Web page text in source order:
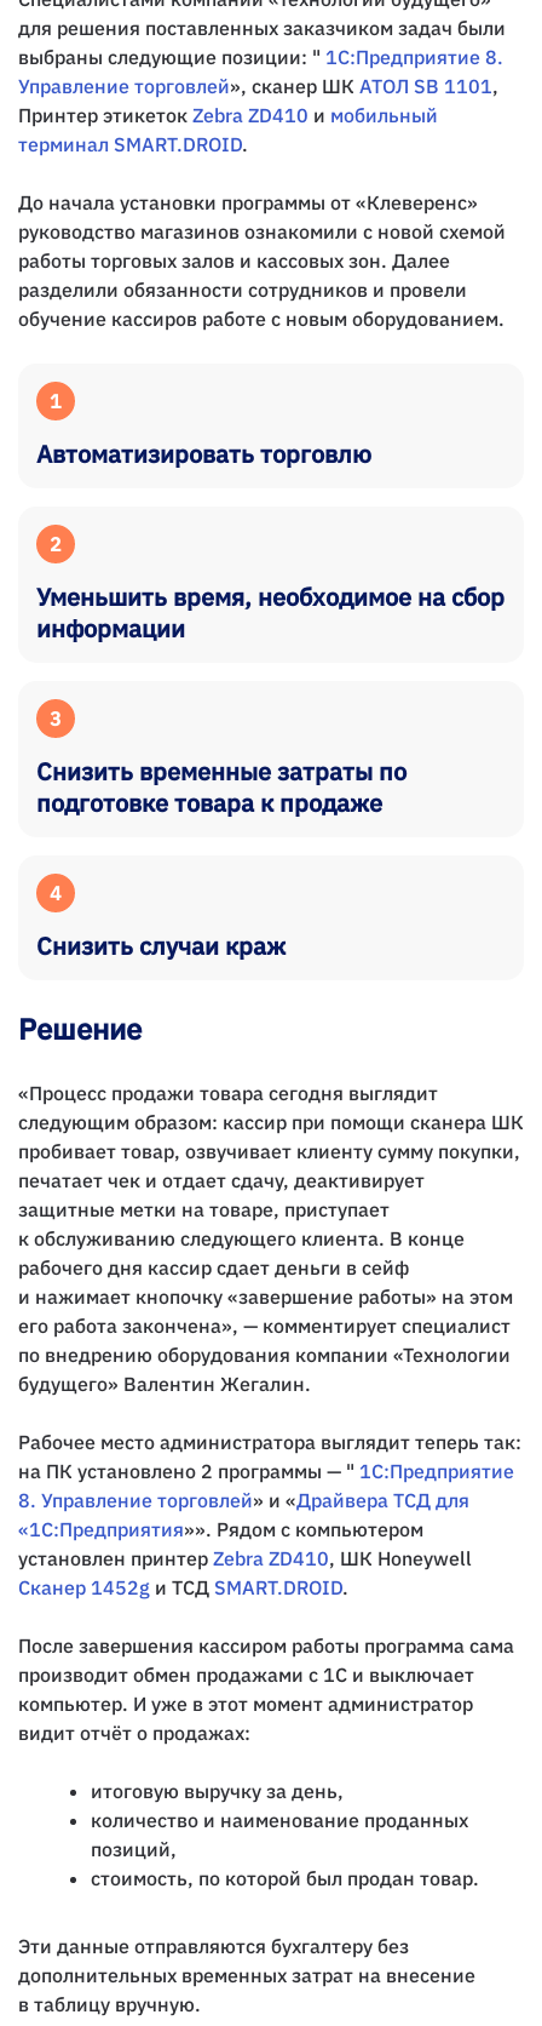
для решения поставленных заказчиком задач были
выбраны следующие позиции: " 1С:Предприятие 8.
Управление торговлей», сканер ШК АТОЛ SB 1101,
Принтер этикеток Zebra ZD410 и мобильный
терминал SMART.DROID.
До начала установки программы от «Клеверенс»
руководство магазинов ознакомили с новой схемой
работы торговых залов и кассовых зон. Далее
разделили обязанности сотрудников и провели
обучение кассиров работе с новым оборудованием.
1
Автоматизировать торговлю
2
Уменьшить время, необходимое на сбор
информации
3
Снизить временные затраты по
подготовке товара к продаже
4
Снизить случаи краж
Решение
«Процесс продажи товара сегодня выглядит
следующим образом: кассир при помощи сканера ШК
пробивает товар, озвучивает клиенту сумму покупки,
печатает чек и отдает сдачу, деактивирует
защитные метки на товаре, приступает
к обслуживанию следующего клиента. В конце
рабочего дня кассир сдает деньги в сейф
и нажимает кнопочку «завершение работы» на этом
его работа закончена», — комментирует специалист
по внедрению оборудования компании «Технологии
будущего» Валентин Жегалин.
Рабочее место администратора выглядит теперь так:
на ПК установлено 2 программы — " 1С:Предприятие
8. Управление торговлей» и «Драйвера ТСД для
«1С:Предприятия»». Рядом с компьютером
установлен принтер Zebra ZD410, ШК Honeywell
Сканер 1452g и ТСД SMART.DROID.
После завершения кассиром работы программа сама
производит обмен продажами с 1С и выключает
компьютер. И уже в этот момент администратор
видит отчёт о продажах:
итоговую выручку за день,
количество и наименование проданных
позиций,
стоимость, по которой был продан товар.
Эти данные отправляются бухгалтеру без
дополнительных временных затрат на внесение
в таблицу вручную.